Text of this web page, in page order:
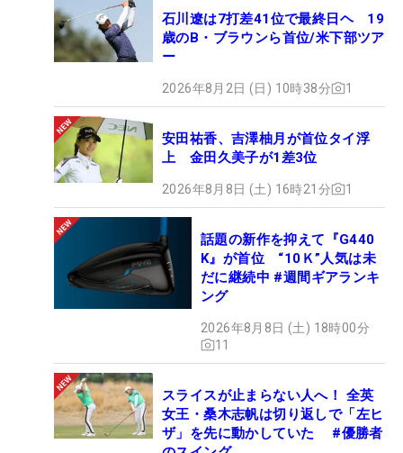
石川遼は7打差41位で最終日ヘ 19
歳のB・ブラウンら首位/米下部ツア
ー
2026年8月2日 (日) 10時38分 1
安田祐香、吉澤柚月が首位タイ浮
上 金田久美子が1差3位
2026年8月8日 (土) 16時21分 1
話題の新作を抑えて『G440
K』が首位 “10Ｋ”人気は未
だに継続中 #週間ギアランキ
ング
2026年8月8日 (土) 18時00分
11
スライスが止まらない人へ！ 全英
女王・桑木志帆は切り返しで「左ヒ
ザ」を先に動かしていた #優勝者